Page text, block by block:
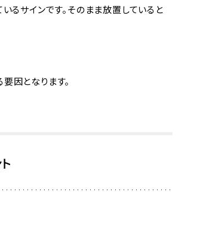
るサインです。そのまま放置していると
因となります。